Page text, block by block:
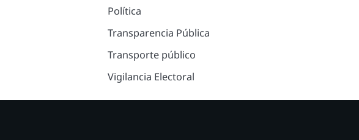
Política
Transparencia Pública
Transporte público
Vigilancia Electoral